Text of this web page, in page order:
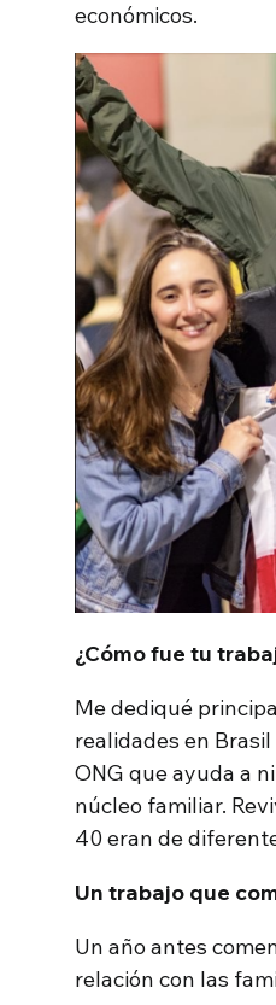
económicos.
¿Cómo fue tu
Me dediqué
realidades en
ONG que ayuda a
núcleo familiar.
40 eran de
Un trabajo que
Un año antes
relación con las